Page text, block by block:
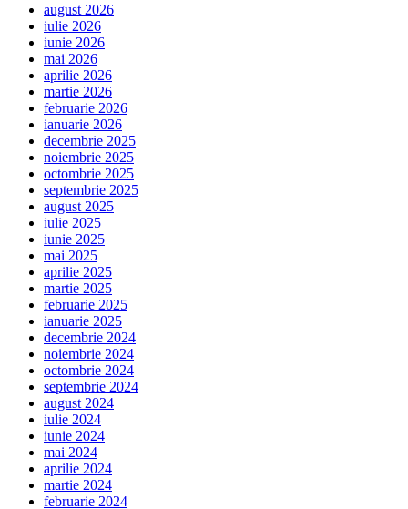
august 2026
iulie 2026
iunie 2026
mai 2026
aprilie 2026
martie 2026
februarie 2026
ianuarie 2026
decembrie 2025
noiembrie 2025
octombrie 2025
septembrie 2025
august 2025
iulie 2025
iunie 2025
mai 2025
aprilie 2025
martie 2025
februarie 2025
ianuarie 2025
decembrie 2024
noiembrie 2024
octombrie 2024
septembrie 2024
august 2024
iulie 2024
iunie 2024
mai 2024
aprilie 2024
martie 2024
februarie 2024